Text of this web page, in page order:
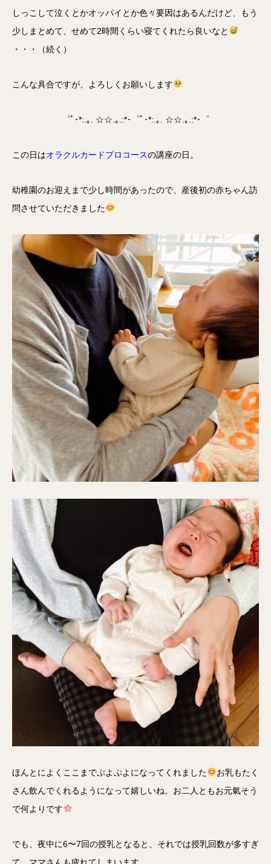
しっこして泣くとかオッパイとか色々要因はあるんだけど、もう
少しまとめて、せめて2時間くらい寝てくれたら良いなと
・・・（続く）
こんな具合ですが、よろしくお願いします
゜ﾟ･*:.｡. ☆☆.｡.:*･゜ﾟ･*:.｡. ☆☆.｡.:*･゜
この日はオラクルカードプロコースの講座の日。
幼稚園のお迎えまで少し時間があったので、産後初の赤ちゃん訪
問させていただきました
ほんとによくここまでぷよぷよになってくれました
お乳もたく
さん飲んでくれるようになって嬉しいね。お二人ともお元氣そう
で何よりです
でも、夜中に6〜7回の授乳となると、それでは授乳回数が多すぎ